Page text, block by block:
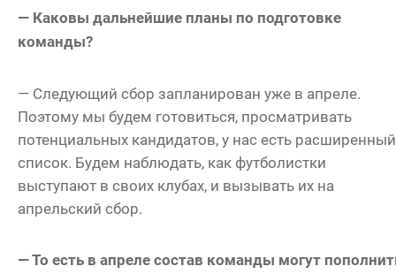
— Каковы дальнейшие планы по подготовке
команды?
— Следующий сбор запланирован уже в апреле.
Поэтому мы будем готовиться, просматривать
потенциальных кандидатов, у нас есть расширенный
список. Будем наблюдать, как футболистки
выступают в своих клубах, и вызывать их на
апрельский сбор.
— То есть в апреле состав команды могут